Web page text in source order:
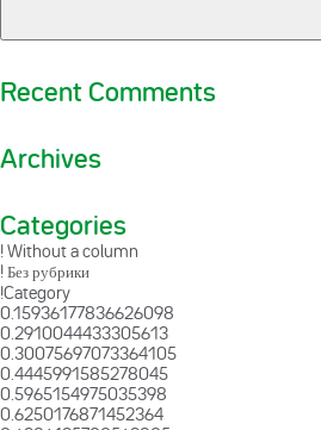
Recent Comments
Archives
Categories
! Without a column
! Без рубрики
!Category
0.15936177836626098
0.2910044433305613
0.30075697073364105
0.4445991585278045
0.5965154975035398
0.6250176871452364